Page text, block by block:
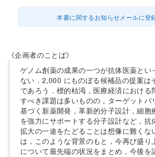
本書に関するお知らせメールに登
《企画者のことば》
ゲノム創薬の成果の一つが抗体医薬とい
ない．2,000 にものぼる候補品の提案は
であろう．標的枯渇，医療経済における
すべき課題は多いものの，ターゲットバ
基づく新薬開発，革新的分子設計，細胞
を強力にサポートする分子設計など，抗
拡大の一途をたどることは想像に難くな
は，このような背景のもと，今再び盛り
について最先端の状況をまとめ，今後を